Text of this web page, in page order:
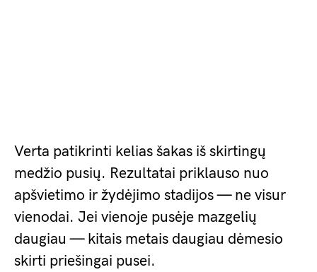
Verta patikrinti kelias šakas iš skirtingų
medžio pusių. Rezultatai priklauso nuo
apšvietimo ir žydėjimo stadijos — ne visur
vienodai. Jei vienoje pusėje mazgelių
daugiau — kitais metais daugiau dėmesio
skirti priešingai pusei.